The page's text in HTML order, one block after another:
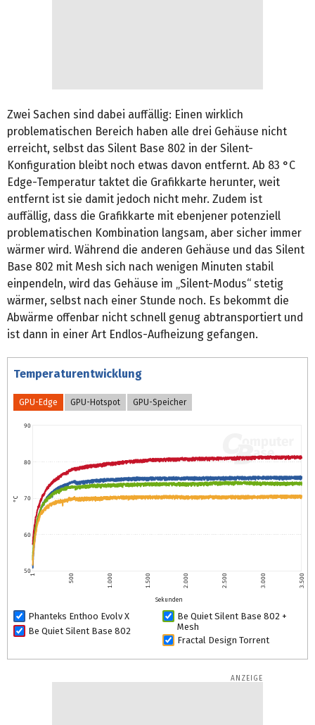
Zwei Sachen sind dabei auffällig: Einen wirklich
problematischen Bereich haben alle drei Gehäuse nicht
erreicht, selbst das Silent Base 802 in der Silent-
Konfiguration bleibt noch etwas davon entfernt. Ab 83 °C
Edge-Temperatur taktet die Grafikkarte herunter, weit
entfernt ist sie damit jedoch nicht mehr. Zudem ist
auffällig, dass die Grafikkarte mit ebenjener potenziell
problematischen Kombination langsam, aber sicher immer
wärmer wird. Während die anderen Gehäuse und das Silent
Base 802 mit Mesh sich nach wenigen Minuten stabil
einpendeln, wird das Gehäuse im „Silent-Modus“ stetig
wärmer, selbst nach einer Stunde noch. Es bekommt die
Abwärme offenbar nicht schnell genug abtransportiert und
ist dann in einer Art Endlos-Aufheizung gefangen.
Temperaturentwicklung
GPU-Edge GPU-Hotspot GPU-Speicher
50
60
70
80
90
°C
1 500 1.000 1.500 2.000 2.500 3.000 3.500
Sekunden
Phanteks Enthoo Evolv X
Be Quiet Silent Base 802
Be Quiet Silent Base 802 +
Mesh
Fractal Design Torrent